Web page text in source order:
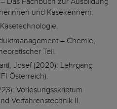
und Käsekennern.
– Chemie,
Teil.
Josef (2020): Lehrgang
Österreich).
Vorlesungsskriptum
Verfahrenstechnik II.